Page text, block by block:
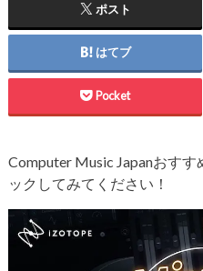
ポスト
はてブ
Pocket
Computer Music Japanおす
ックしてみてください！